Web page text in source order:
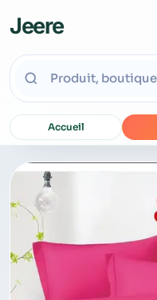
Jeere
Accueil